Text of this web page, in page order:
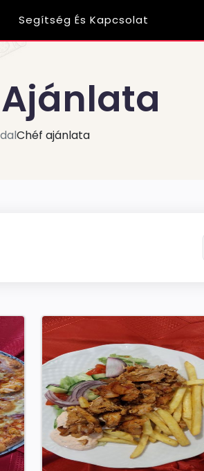
Segítség És Kapcsolat
Chéf ajánlata